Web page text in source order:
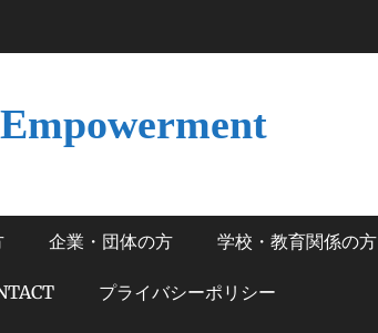
企業・団体の方 学校・教育関係の方
プライバシーポリシー